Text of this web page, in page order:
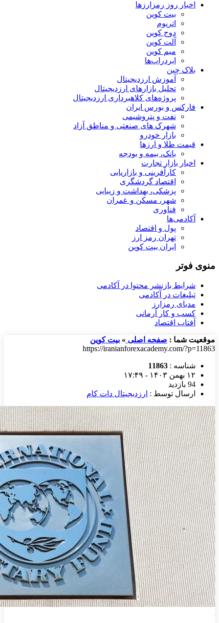
اخبار روز رمزارزها
بیت کوین
اتریوم
دوج کوین
آلت کوین
میم کوین‌
ایردراپ‌ها
بلاک چین
آموزش ارزدیجیتال
تحلیل بازارهای ارزدیجیتال
پروژه‌های کلاهبرداری ارزدیجیتال
فارکس و بورس ایران
نفت و پتروشیمی
شهرک های صنعتی و مناطق آزاد
بازار خودرو
قیمت طلا و ارزها
بانک، بیمه و بودجه
اخبار بازار تجارت
کارآفرینی و بازاریابی
اقتصاد گردشگری
پزشکی، بهداشت و زیبایی
شهر، مسکن و عمران
فناوری
آکادمی‌ها
پول و اقتصاد
تهران رمز ارز
ایران بیت کوین
منوی فوتر
شرایط بازنشر محتوا در آکادمی
تبلیغات در آکادمی
مدیای رمزارز
کسب و کار آرمانی
آفتاب اقتصاد
موقعیت شما : صفحه اصلی » بیت کوین
https://iranianforexacademy.com/?p=11863
شناسه : 11863
۱۲ بهمن ۱۴۰۳ - ۱۷:۴۹
94 بازدید
ارسال توسط : ارزدیجیتال دات کام